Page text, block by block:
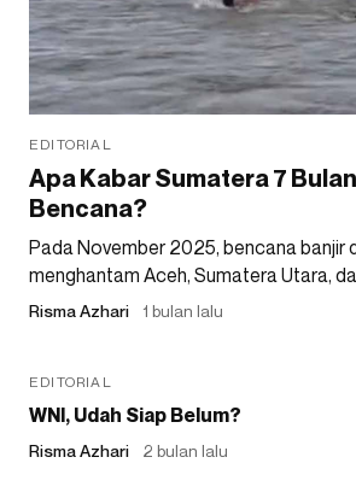
EDITORIAL
Apa Kabar Sumatera 7
Bencana?
Pada November 2025, bencana banjir
menghantam Aceh, Sumatera Utara,
Risma Azhari 1 bulan lalu
EDITORIAL
WNI, Udah Siap Belum?
Risma Azhari 2 bulan lalu